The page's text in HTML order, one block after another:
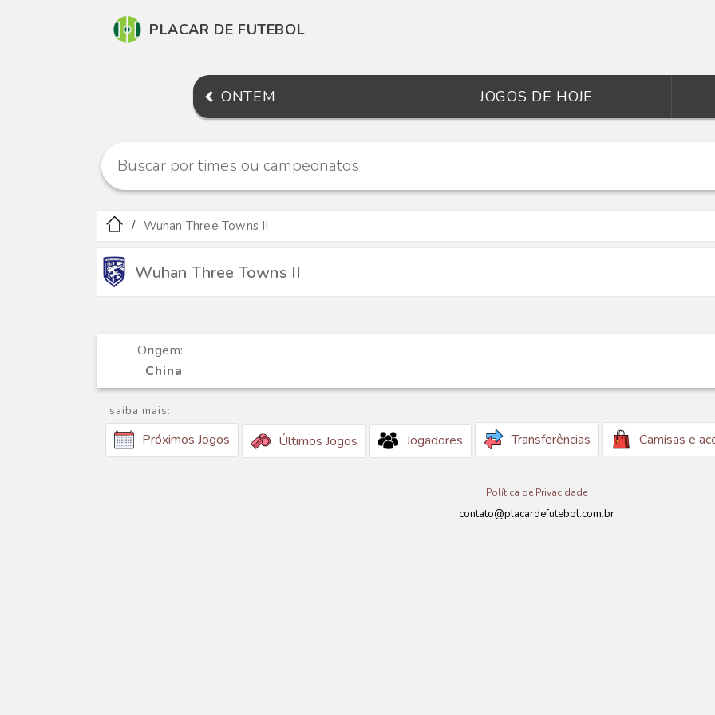
PLACAR DE FUTEBOL
ONTEM JOGOS DE HOJE
Wuhan Three Towns II
Wuhan Three Towns II
Origem:
China
saiba mais:
Próximos Jogos Últimos Jogos Jogadores Transferências Camisas e
Política de Privacidade
contato@placardefutebol.com.br